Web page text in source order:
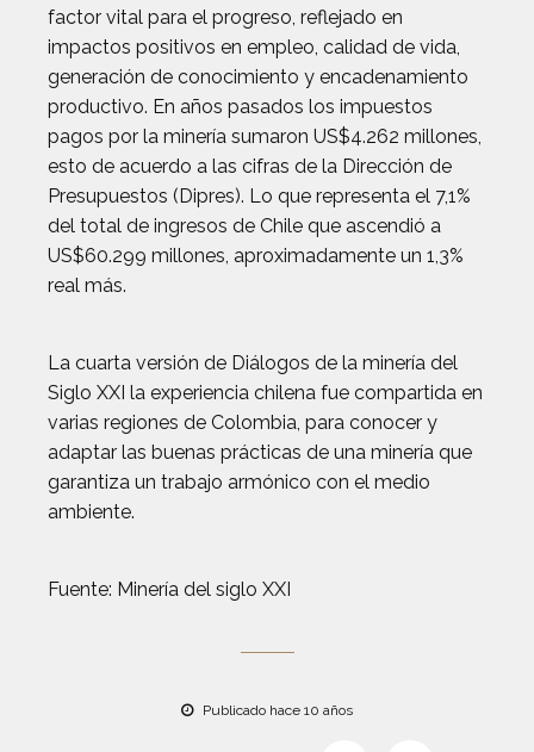
factor vital para el progreso, reflejado en
impactos positivos en empleo, calidad de vida,
generación de conocimiento y encadenamiento
productivo. En años pasados los impuestos
pagos por la minería sumaron US$4.262 millones,
esto de acuerdo a las cifras de la Dirección de
Presupuestos (Dipres). Lo que representa el 7,1%
del total de ingresos de Chile que ascendió a
US$60.299 millones, aproximadamente un 1,3%
real más.
La cuarta versión de Diálogos de la minería del
Siglo XXI la experiencia chilena fue compartida en
varias regiones de Colombia, para conocer y
adaptar las buenas prácticas de una minería que
garantiza un trabajo armónico con el medio
ambiente.
Fuente: Minería del siglo XXI
Publicado hace 10 años